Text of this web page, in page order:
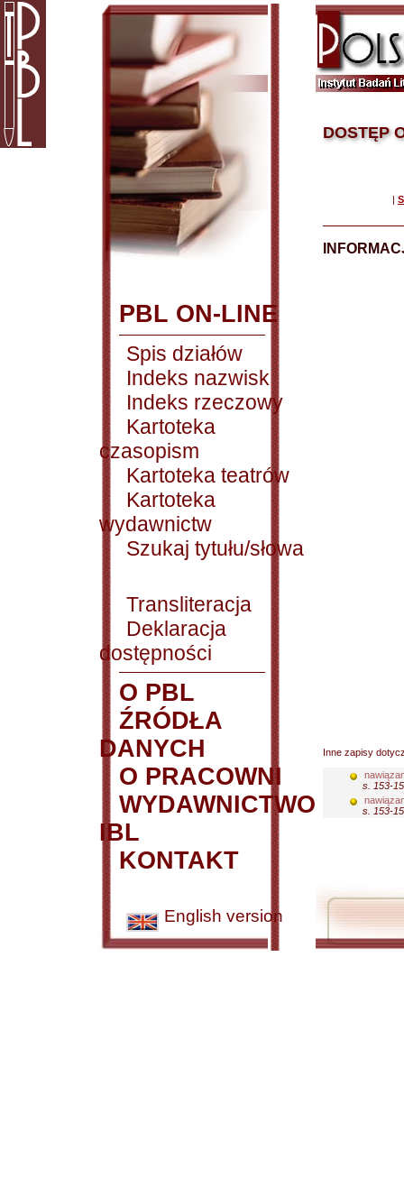
PBL ON-LINE
Spis działów
Indeks nazwisk
Indeks rzeczowy
Kartoteka
czasopism
Kartoteka teatrów
Kartoteka
wydawnictw
Szukaj tytułu/słowa
Transliteracja
Deklaracja
dostępności
O PBL
ŹRÓDŁA
DANYCH
O PRACOWNI
WYDAWNICTWO
IBL
KONTAKT
English version
DOSTĘP
|
Inne zapisy
s. 153-
s. 153-